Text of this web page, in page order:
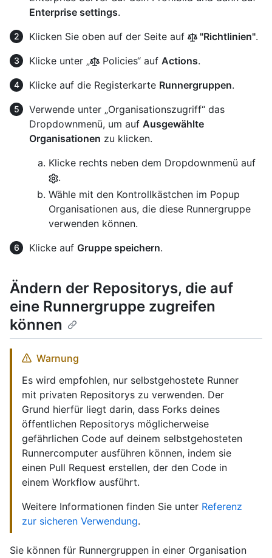
Enterprise settings.
Klicken Sie oben auf der Seite auf
"Richtlinien".
Klicke unter „
Policies“ auf Actions.
Klicke auf die Registerkarte Runnergruppen.
Verwende unter „Organisationszugriff“ das
Dropdownmenü, um auf Ausgewählte
Organisationen zu klicken.
Klicke rechts neben dem Dropdownmenü auf
.
Wähle mit den Kontrollkästchen im Popup
Organisationen aus, die diese Runnergruppe
verwenden können.
Klicke auf Gruppe speichern.
Ändern der Repositorys, die auf
eine Runnergruppe zugreifen
können
Warnung
Es wird empfohlen, nur selbstgehostete Runner
mit privaten Repositorys zu verwenden. Der
Grund hierfür liegt darin, dass Forks deines
öffentlichen Repositorys möglicherweise
gefährlichen Code auf deinem selbstgehosteten
Runnercomputer ausführen können, indem sie
einen Pull Request erstellen, der den Code in
einem Workflow ausführt.
Weitere Informationen finden Sie unter Referenz
zur sicheren Verwendung.
Sie können für Runnergruppen in einer Organisation